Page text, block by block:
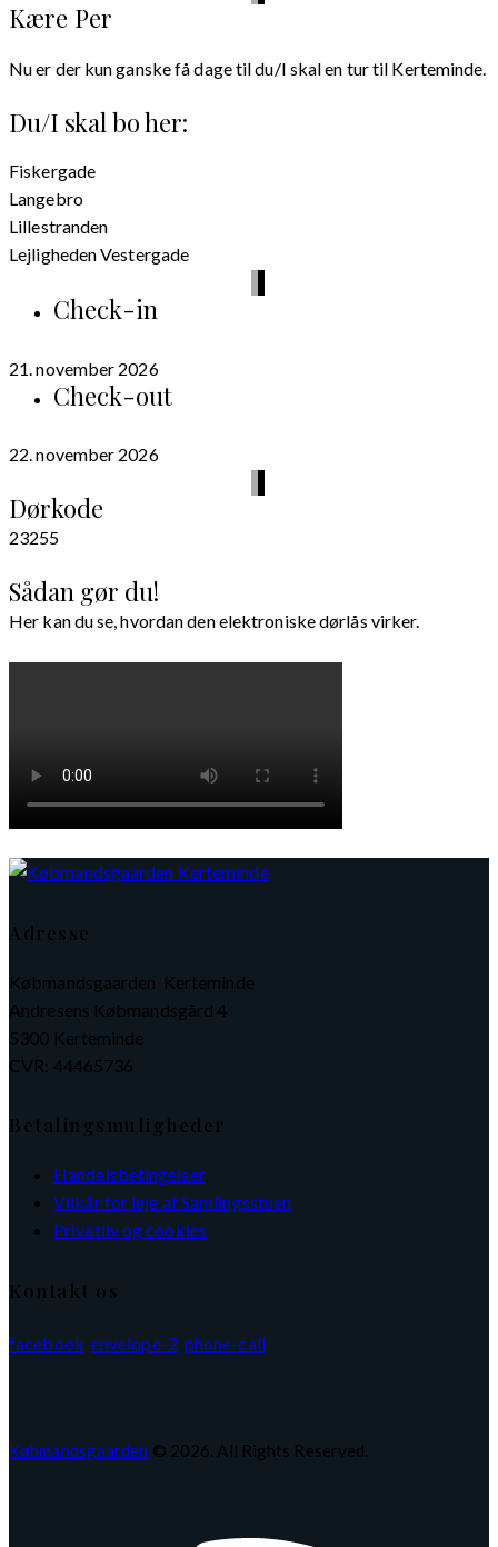
Kære Per
Nu er der kun ganske få dage til du/I skal en tur til Kerteminde.
Du/I skal bo her:
Fiskergade
Langebro
Lillestranden
Lejligheden Vestergade
Check-in
21. november 2026
Check-out
22. november 2026
Dørkode
23255
Sådan gør du!
Her kan du se, hvordan den elektroniske dørlås virker.
Adresse
Købmandsgaarden Kerteminde
Andresens Købmandsgård 4
5300 Kerteminde
CVR: 44465736
Betalingsmuligheder
Handelsbetingelser
Vilkår for leje af Samlingsstuen
Privatliv og cookies
Kontakt os
facebook envelope-2 phone-call
Købmandsgaarden © 2026. All Rights Reserved.